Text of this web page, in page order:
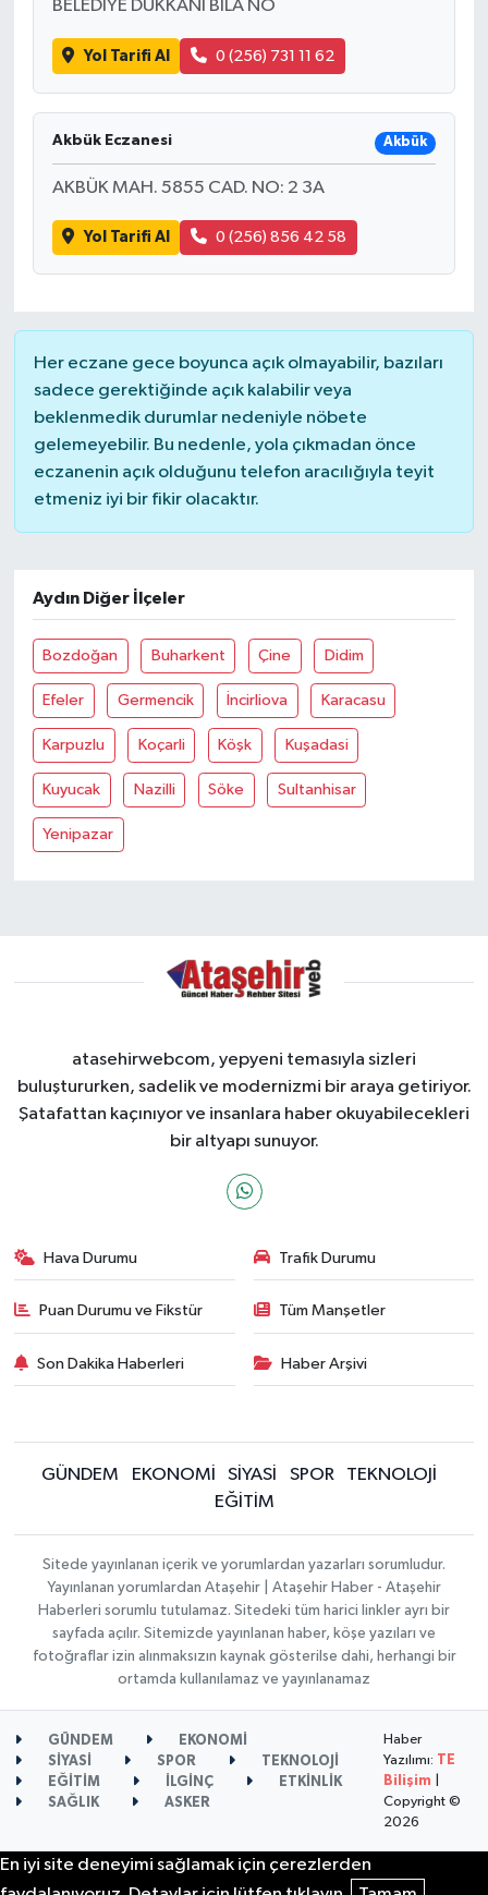
BELEDİYE DÜKKANI BİLA NO
Yol Tarifi Al 0 (256) 731 11 62
Akbük Eczanesi Akbük
AKBÜK MAH. 5855 CAD. NO: 2 3A
Yol Tarifi Al 0 (256) 856 42 58
Her eczane gece boyunca açık olmayabilir, bazıları
sadece gerektiğinde açık kalabilir veya
beklenmedik durumlar nedeniyle nöbete
gelemeyebilir. Bu nedenle, yola çıkmadan önce
eczanenin açık olduğunu telefon aracılığıyla teyit
etmeniz iyi bir fikir olacaktır.
Aydın Diğer İlçeler
Bozdoğan Buharkent Çine Didim
Efeler Germencik İncirliova Karacasu
Karpuzlu Koçarli Köşk Kuşadasi
Kuyucak Nazilli Söke Sultanhisar
Yenipazar
atasehirwebcom, yepyeni temasıyla sizleri
buluştururken, sadelik ve modernizmi bir araya getiriyor.
Şatafattan kaçınıyor ve insanlara haber okuyabilecekleri
bir altyapı sunuyor.
Hava Durumu Trafik Durumu
Puan Durumu ve Fikstür Tüm Manşetler
Son Dakika Haberleri Haber Arşivi
GÜNDEM EKONOMİ SİYASİ SPOR
TEKNOLOJİ
EĞİTİM
Sitede yayınlanan içerik ve yorumlardan yazarları sorumludur.
Yayınlanan yorumlardan Ataşehir | Ataşehir Haber - Ataşehir
Haberleri sorumlu tutulamaz. Sitedeki tüm harici linkler ayrı bir
sayfada açılır. Sitemizde yayınlanan haber, köşe yazıları ve
fotoğraflar izin alınmaksızın kaynak gösterilse dahi, herhangi bir
ortamda kullanılamaz ve yayınlanamaz
GÜNDEM
EKONOMİ
SİYASİ
SPOR
TEKNOLOJİ
EĞİTİM
İLGİNÇ
ETKİNLİK
SAĞLIK
ASKER
Haber
Yazılımı:
TE
Bilişim
Copyright ©
2026
En iyi site deneyimi sağlamak için çerezlerden